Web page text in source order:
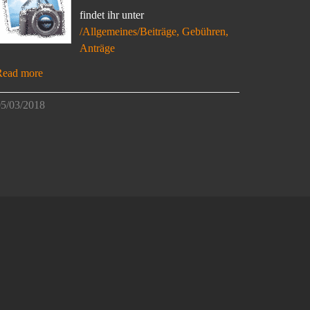
findet ihr unter
/Allgemeines/Beiträge, Gebühren,
Anträge
more
03/2018